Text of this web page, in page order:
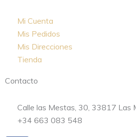
Mi Cuenta
Mis Pedidos
Mis Direcciones
Tienda
Contacto
Calle las Mestas, 30, 33817 Las
+34 663 083 548